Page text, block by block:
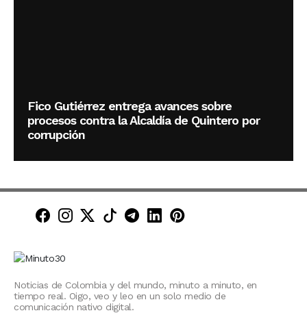
Fico Gutiérrez entrega avances sobre
procesos contra la Alcaldía de Quintero por
corrupción
Minuto30 en Facebook
Minuto30 en Instagram
Minuto30 en X (Twitter)
Minuto30 en TikTok
Canal de Minuto30 en
Minuto30 en LinkedIn
Minuto30 en
Noticias de Colombia y del mundo, minuto a minuto, en
tiempo real. Oigo, veo y leo en un solo medio de
comunicación nativo digital.